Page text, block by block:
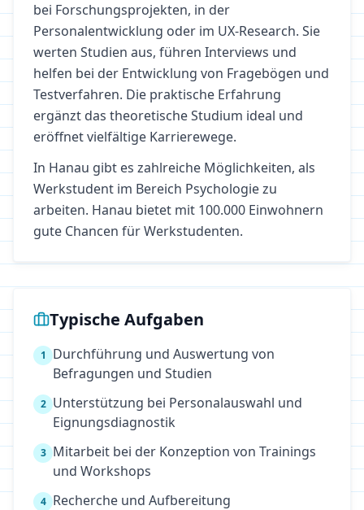
bei Forschungsprojekten, in der
Personalentwicklung oder im UX-Research. Sie
werten Studien aus, führen Interviews und
helfen bei der Entwicklung von Fragebögen und
Testverfahren. Die praktische Erfahrung
ergänzt das theoretische Studium ideal und
eröffnet vielfältige Karrierewege.
In Hanau gibt es zahlreiche Möglichkeiten, als
Werkstudent im Bereich Psychologiezu
arbeiten. Hanau bietet mit 100.000 Einwohnern
gute Chancen für Werkstudenten.
Typische Aufgaben
1
Durchführung und Auswertung von
Befragungen und Studien
2 Unterstützung bei Personalauswahl und
Eignungsdiagnostik
3 Mitarbeit bei der Konzeption von Trainings
und Workshops
4 Recherche und Aufbereitung